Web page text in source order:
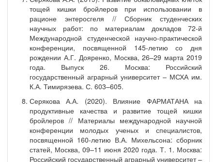
тощей кишки бройлеров при использовании в
рационе энтеросгеля // Сборник студенческих
научных работ: по материалам докладов 72-й
Международной студенческой научно-практической
конференции, посвященной 145-летию со дня
рождении А.Г. Дояренко, Москва, 26–29 марта 2019
года. Выпуск 26. Москва: Российский
государственный аграрный университет – МСХА им.
К.А. Тимирязева. С. 603–605.
Серякова А.А. (2020). Влияние ФАРМАТАНА на
продуктивные качества и развитие тощей кишки
бройлеров // Материалы международной научной
конференции молодых ученых и специалистов,
посвященной 160-летию В.А. Михельсона: сборник
статей, Москва, 09–11 июня 2020 года. Т. 1. Москва:
Российский государственный аграрный университет –